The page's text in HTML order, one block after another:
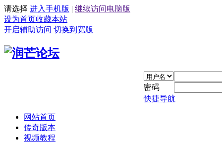
请选择 进入手机版 | 继续访问电脑版
设为首页收藏本站
开启辅助访问 切换到宽版
密码
快捷导航
网站首页
传奇版本
视频教程